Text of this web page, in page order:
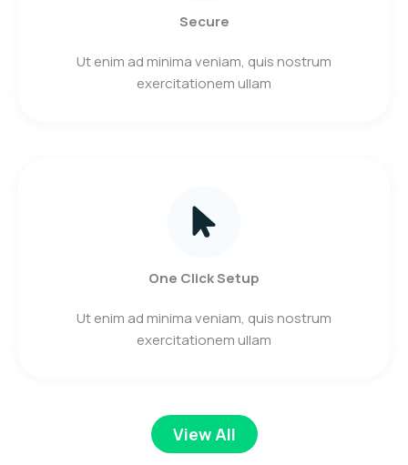
Secure
Ut enim ad minima veniam, quis nostrum
exercitationem ullam
One Click Setup
Ut enim ad minima veniam, quis nostrum
exercitationem ullam
View All